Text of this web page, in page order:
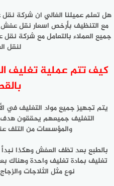
هل تعلم عميلنا الغالي ان شركة
مع التنظيف بأرخص اسعار نقل
جميع العملاء بالتعامل مع شركة
لنقل
كيف تتم عملية
يتم تجهيز جميع مواد التغليف في
التغليف جميعهم يحققون
والمؤسسات من التلف
بالطبع بعد تظف العفش وهكذا
تغليف بمادة تغليف واحدة وهناك
نوع مثل الثلاجات